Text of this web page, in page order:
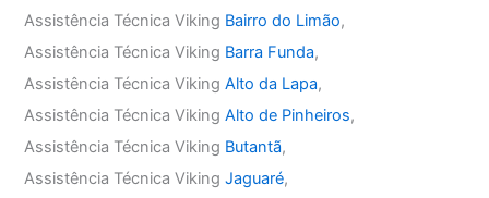
Assistência Técnica Viking Bairro do Limão,
Assistência Técnica Viking Barra Funda,
Assistência Técnica VikingAlto da Lapa,
Assistência Técnica VikingAlto de Pinheiros,
Assistência Técnica Viking Butantã,
Assistência Técnica VikingJaguaré,